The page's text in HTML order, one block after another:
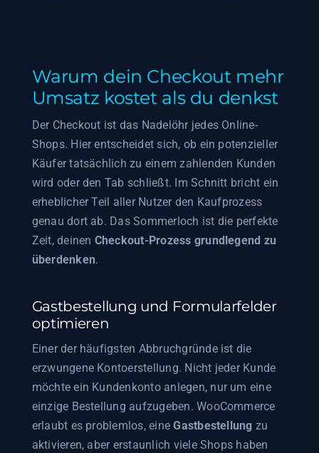
Warum dein Checkout mehr
Umsatz kostet als du denkst
Der Checkout ist das Nadelöhr jedes Online-
Shops. Hier entscheidet sich, ob ein potenzieller
Käufer tatsächlich zu einem zahlenden Kunden
wird oder den Tab schließt. Im Schnitt bricht ein
erheblicher Teil aller Nutzer den Kaufprozess
genau dort ab. Das Sommerloch ist die perfekte
Zeit, deinen Checkout-Prozess grundlegend zu
überdenken.
Gastbestellung und Formularfelder
optimieren
Einer der häufigsten Abbruchgründe ist die
erzwungene Kontoerstellung. Nicht jeder Kunde
möchte ein Kundenkonto anlegen, nur um eine
einzige Bestellung aufzugeben. WooCommerce
erlaubt es problemlos, eineGastbestellung zu
aktivieren, aber erstaunlich viele Shops haben